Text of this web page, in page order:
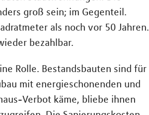
groß sein; im Gegenteil.
als noch vor 50 Jahren.
bezahlbar.
Rolle. Bestandsbauten sind für
mit energieschonenden und
Verbot käme, bliebe ihnen